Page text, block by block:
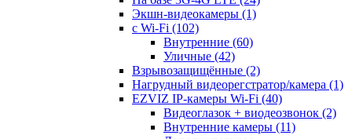
Экшн-видеокамеры (1)
с Wi-Fi (102)
Внутренние (60)
Уличные (42)
Взрывозащищённые (2)
Нагрудный видеорегстратор/камера (1)
EZVIZ IP-камеры Wi-Fi (40)
Видеоглазок + виодеозвонок (2)
Внутренние камеры (11)